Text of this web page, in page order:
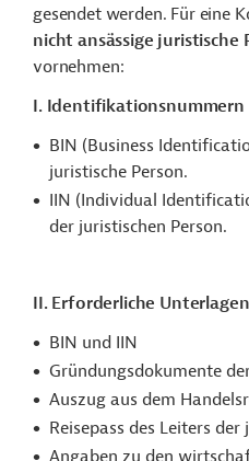
gesendet werden. Für eine
nicht ansässige juristische
vornehmen:
I. Identifikationsnummern
BIN (Business
juristische Person.
IIN (Individual
der juristischen Person.
II. Erforderliche Unterlagen
BIN und IIN
Gründungsdokumente
Auszug aus dem
Reisepass des Leiters
Angaben zu den